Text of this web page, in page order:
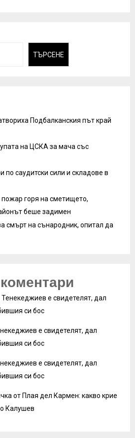
ТЪРСЕНЕ
Подбалканския път край
на ЦСКА за мача със
по саудитски сили и складове в
горя на сметището,
беше задимен
смърт на сънародник, опитал да
е свидетелят, дал
си бос
е свидетелят, дал
си бос
е свидетелят, дал
си бос
от Плая дел Кармен: какво крие
Калушев